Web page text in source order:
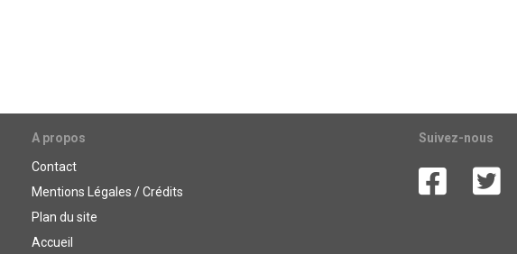
A propos
Contact
Mentions Légales / Crédits
Plan du site
Accueil
Suivez-nous